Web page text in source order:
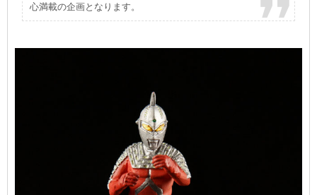
心満載の企画となります。